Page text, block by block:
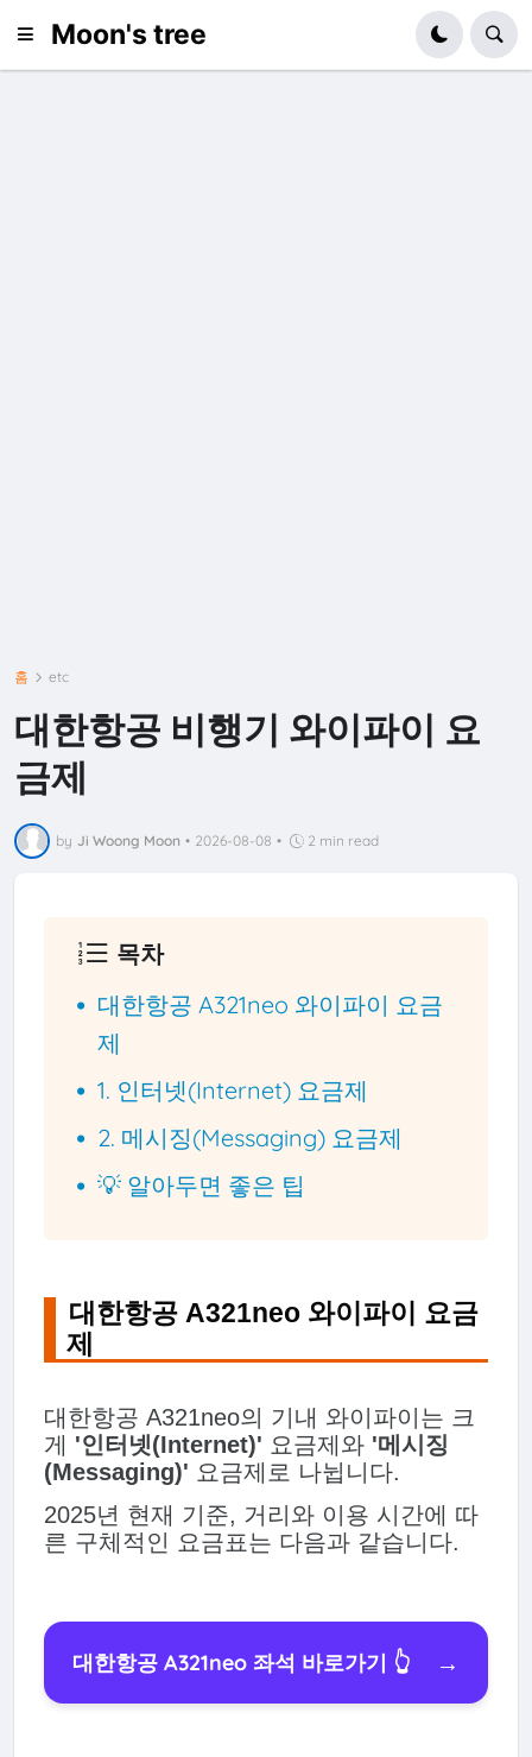
Moon's tree
홈 etc
대한항공 비행기 와이파이 요
금제
by Ji Woong Moon • 2026-08-08 • 2 min read
목차
대한항공 A321neo 와이파이 요금
제
1. 인터넷(Internet) 요금제
2. 메시징(Messaging) 요금제
💡 알아두면 좋은 팁
대한항공 A321neo 와이파이 요금
제
대한항공 A321neo의 기내 와이파이는 크
게 '인터넷(Internet)' 요금제와 '메시징
(Messaging)' 요금제로 나뉩니다.
2025년 현재 기준, 거리와 이용 시간에 따
른 구체적인 요금표는 다음과 같습니다.
대한항공 A321neo 좌석 바로가기 👆 →